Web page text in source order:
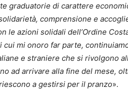
graduatorie di carattere
comprensione e
le azioni solidali dell’Ordine
cui mi onoro far parte,
e straniere che si rivolgono
ad arrivare alla fine del mese,
a gestirsi per il pranzo».